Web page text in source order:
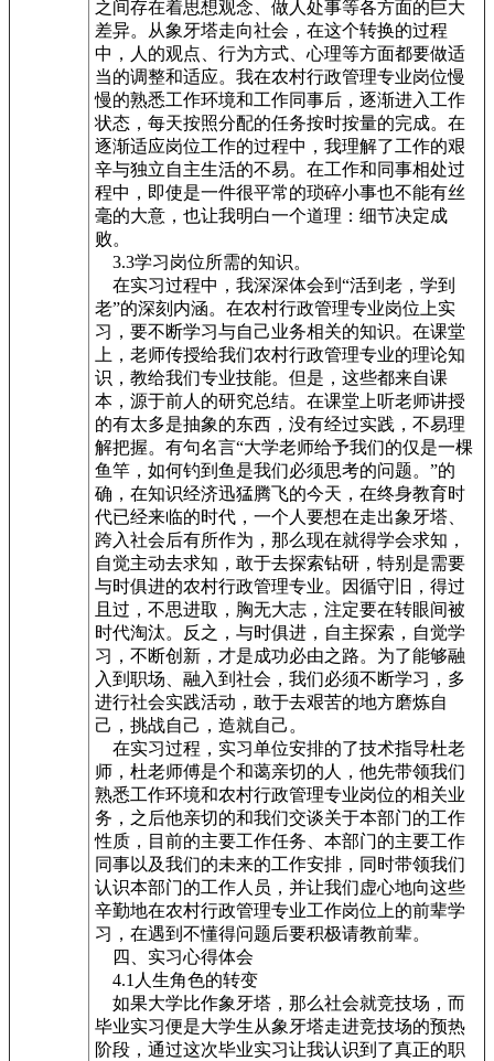
之间存在着思想观念、做人处事等各方面的巨大
差异。从象牙塔走向社会，在这个转换的过程
中，人的观点、行为方式、心理等方面都要做适
当的调整和适应。我在农村行政管理专业岗位慢
慢的熟悉工作环境和工作同事后，逐渐进入工作
状态，每天按照分配的任务按时按量的完成。在
逐渐适应岗位工作的过程中，我理解了工作的艰
辛与独立自主生活的不易。在工作和同事相处过
程中，即使是一件很平常的琐碎小事也不能有丝
毫的大意，也让我明白一个道理：细节决定成
败。
3.3学习岗位所需的知识。
在实习过程中，我深深体会到“活到老，学到
老”的深刻内涵。在农村行政管理专业岗位上实
习，要不断学习与自己业务相关的知识。在课堂
上，老师传授给我们农村行政管理专业的理论知
识，教给我们专业技能。但是，这些都来自课
本，源于前人的研究总结。在课堂上听老师讲授
的有太多是抽象的东西，没有经过实践，不易理
解把握。有句名言“大学老师给予我们的仅是一棵
鱼竿，如何钓到鱼是我们必须思考的问题。”的
确，在知识经济迅猛腾飞的今天，在终身教育时
代已经来临的时代，一个人要想在走出象牙塔、
跨入社会后有所作为，那么现在就得学会求知，
自觉主动去求知，敢于去探索钻研，特别是需要
与时俱进的农村行政管理专业。因循守旧，得过
且过，不思进取，胸无大志，注定要在转眼间被
时代淘汰。反之，与时俱进，自主探索，自觉学
习，不断创新，才是成功必由之路。为了能够融
入到职场、融入到社会，我们必须不断学习，多
进行社会实践活动，敢于去艰苦的地方磨炼自
己，挑战自己，造就自己。
在实习过程，实习单位安排的了技术指导杜老
师，杜老师傅是个和蔼亲切的人，他先带领我们
熟悉工作环境和农村行政管理专业岗位的相关业
务，之后他亲切的和我们交谈关于本部门的工作
性质，目前的主要工作任务、本部门的主要工作
同事以及我们的未来的工作安排，同时带领我们
认识本部门的工作人员，并让我们虚心地向这些
辛勤地在农村行政管理专业工作岗位上的前辈学
习，在遇到不懂得问题后要积极请教前辈。
四、实习心得体会
4.1人生角色的转变
如果大学比作象牙塔，那么社会就竞技场，而
毕业实习便是大学生从象牙塔走进竞技场的预热
阶段，通过这次毕业实习让我认识到了真正的职